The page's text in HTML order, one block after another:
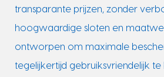
transparante prijzen, zonder
hoogwaardige sloten en
ontworpen om maximale
tegelijkertijd gebruiksvriendelijk te